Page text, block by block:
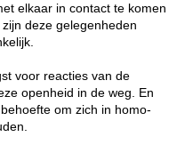
elkaar in contact te komen
deze gelegenheden
voor reacties van de
openheid in de weg. En
om zich in homo-